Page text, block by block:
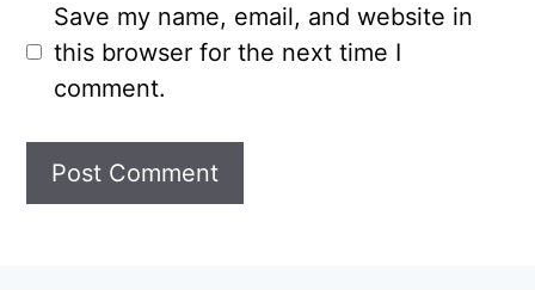
Save my name, email, and website in
this browser for the next time I
comment.